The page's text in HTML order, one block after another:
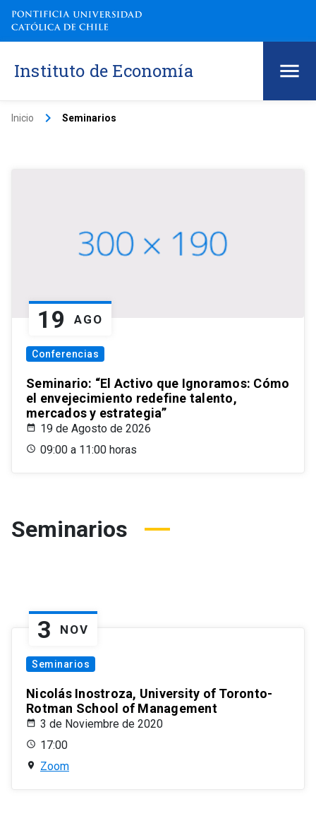
Instituto de Economía
Inicio keyboard_arrow_right Seminarios
19 AGO
Conferencias
Seminario: “El Activo que Ignoramos: Cómo
el envejecimiento redefine talento,
mercados y estrategia”
19 de Agosto de 2026
09:00 a 11:00 horas
Seminarios
3 NOV
Seminarios
Nicolás Inostroza, University of Toronto-
Rotman School of Management
3 de Noviembre de 2020
17:00
Zoom